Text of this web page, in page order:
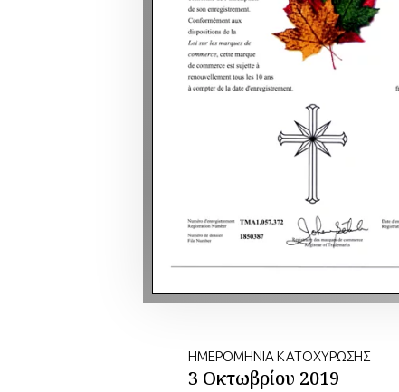
ΗΜΕΡΟΜΗΝΙΑ ΚΑΤΟΧΥΡΩΣΗΣ
3 Οκτωβρίου 2019